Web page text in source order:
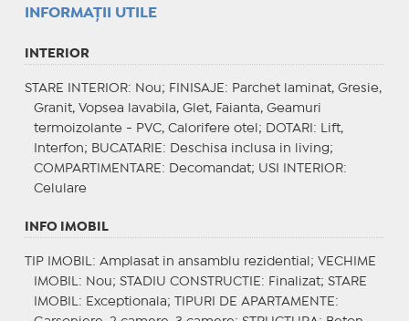
INFORMAŢII UTILE
INTERIOR
STARE INTERIOR: Nou; FINISAJE : Parchet laminat, Gresie,
Granit, Vopsea lavabila, Glet, Faianta, Geamuri
termoizolante - PVC, Calorifere otel;
DOTARI : Lift,
Interfon; BUCATARIE : Deschisa inclusa in living;
COMPARTIMENTARE : Decomandat; USI INTERIOR:
Celulare
INFO IMOBIL
TIP IMOBIL : Amplasat in ansamblu rezidential; VECHIME
IMOBIL : Nou; STADIU CONSTRUCTIE : Finalizat; STARE
IMOBIL : Exceptionala; TIPURI DE APARTAMENTE :